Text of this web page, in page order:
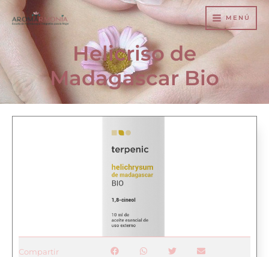
contenido
MENÚ
Helicriso de
Madagascar Bio
Compartir